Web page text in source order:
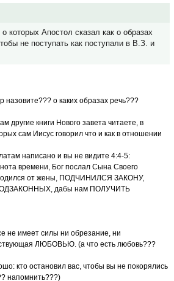
которых Апостол сказал как о образах
не поступать как поступали в В.З. и
назовите??? о каких образах речь???
другие книги Нового завета читаете, в
сам Иисус говорил что и как в отношении
написано и вы не видите 4:4-5:
времени, Бог послал Сына Своего
от жены, ПОДЧИНИЛСЯ ЗАКОНУ,
дабы нам ПОЛУЧИТЬ
не имеет силы ни обрезание, ни
ЛЮБОВЬЮ. (а что есть любовь???
кто остановил вас, чтобы вы не покорялись
напомнить???)